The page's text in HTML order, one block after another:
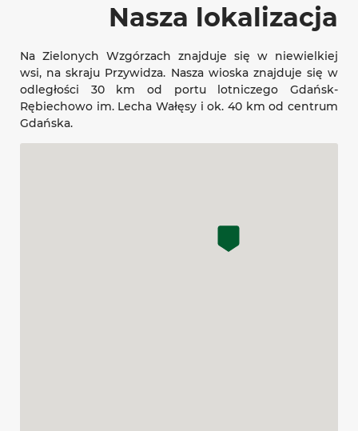
Nasza lokalizacja
Na Zielonych Wzgórzach znajduje się w niewielkiej
wsi, na skraju Przywidza. Nasza wioska znajduje się w
odległości 30 km od portu lotniczego Gdańsk-
Rębiechowo im. Lecha Wałęsy i ok. 40 km od centrum
Gdańska.